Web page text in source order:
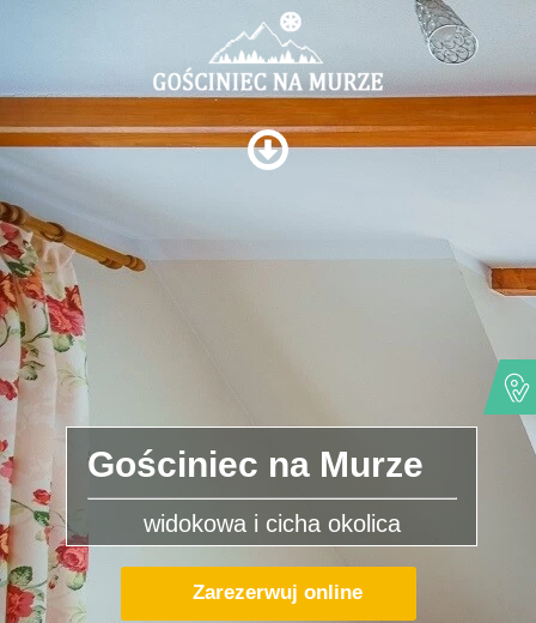
Gościniec na Murze
widokowa i cicha okolica
Zarezerwuj online